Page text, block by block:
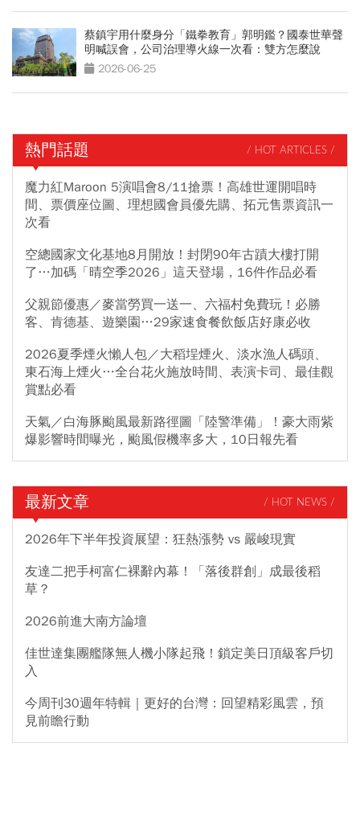
蔡鎮宇用什麼身分「鐵拳教育」郭明鑑？國泰世華聲
明喊誤會，公司治理導火線一次看：雙方怎麼說
2026-06-25
熱門話題 / HOT ARTICLES /
魔力紅Maroon 5演唱會8/11搶票！高雄世運開唱時
間、票價座位圖、理想國會員優先購、拓元售票資訊一
次看
空總國家文化基地8月開放！封閉90年古蹟大樓打開
了…加碼「晴空季2026」這天登場，16件作品必看
父親節優惠／麥當勞買一送一、六福村免費玩！必勝
客、肯德基、遊樂園…29家速食餐飲飯店好康必收
2026夏季煙火懶人包／大稻埕煙火、淡水漁人碼頭、
東石海上煙火…全台花火施放時間、表演卡司、最佳觀
賞點必看
天氣／白海豚颱風最新路徑圖「陸警準備」！豪大雨紫
爆影響時間曝光，颱風假機率多大，10日報先看
最新文章 / HOT NEWS /
2026年下半年投資展望：狂熱漲勢 vs 嚴峻現實
友達二把手柯富仁裸辭內幕！「落後群創」成最後稻
草？
2026前進大南方論壇
佳世達集團艦隊無人機小隊起飛！鎖定美日頂級客戶切
入
今周刊30週年特輯｜更好的台灣：回望精彩風雲，預
見前瞻行動